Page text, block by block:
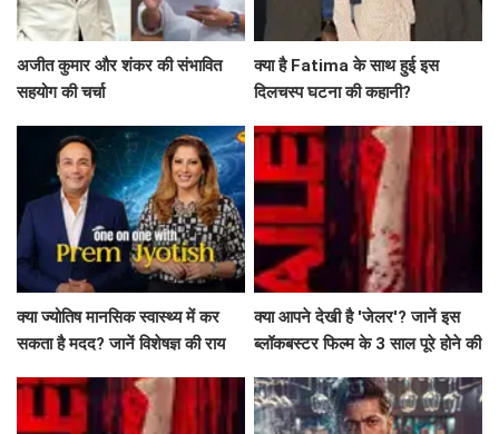
अजीत कुमार और शंकर की संभावित
सहयोग की चर्चा
क्या है Fatima के साथ हुई इस
दिलचस्प घटना की कहानी?
क्या ज्योतिष मानसिक स्वास्थ्य में कर
सकता है मदद? जानें विशेषज्ञ की राय
क्या आपने देखी है 'जेलर'? जानें इस
ब्लॉकबस्टर फिल्म के 3 साल पूरे होने की